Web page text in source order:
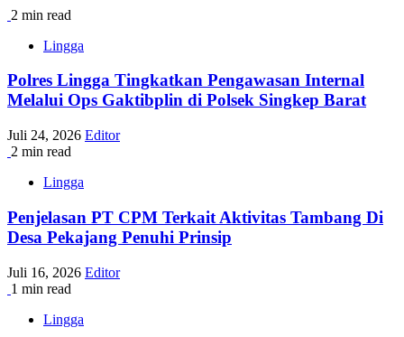
2 min read
Lingga
Polres Lingga Tingkatkan Pengawasan Internal
Melalui Ops Gaktibplin di Polsek Singkep Barat
Juli 24, 2026 Editor
2 min read
Lingga
Penjelasan PT CPM Terkait Aktivitas Tambang Di
Desa Pekajang Penuhi Prinsip
Juli 16, 2026 Editor
1 min read
Lingga